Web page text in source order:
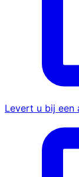
Levert u bij een